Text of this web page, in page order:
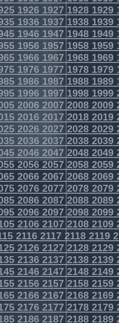
1926192719281929
1936193719381939
1946194719481949
1956195719581959
19661967 19681969
19761977 19781979
19861987 19881989
19961997 19981999
20062007 20082009
20162017 20182019
20262027 20282029
20362037 20382039
20462047 20482049
2056205720582059
2066206720682069
2076207720782079
2086208720882089
2096209720982099
2106210721082109
2116211721182119
2126212721282129
2136213721382139
2146214721482149
2156215721582159
2166216721682169
2176217721782179
2186218721882189